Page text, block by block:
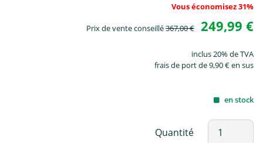
Vous économisez 31%
Prix de vente conseillé367,00 € 249,99 €
inclus 20% de TVA
frais de port de 9,90 € en sus
en stock
Quantité